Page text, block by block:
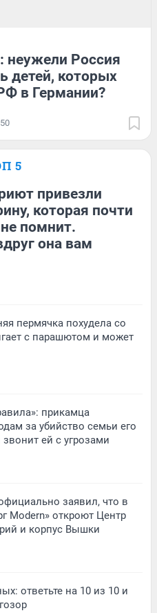
неужели Россия
детей, которых
в Германии?
50
5
привезли
которая почти
помнит.
она вам
пермячка похудела со
с парашютом и может
прикамца
за убийство семьи его
ей с угрозами
заявил, что в
Modern» откроют Центр
и корпус Вышки
ответьте на 10 из 10 и